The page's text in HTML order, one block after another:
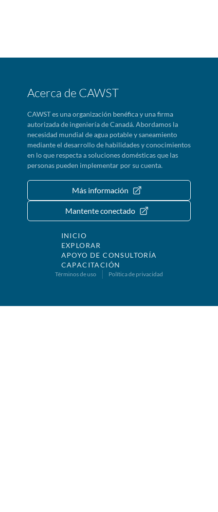
Acerca de CAWST
CAWST es una organización benéfica y una firma
autorizada de ingeniería de Canadá. Abordamos la
necesidad mundial de agua potable y saneamiento
mediante el desarrollo de habilidades y conocimientos
en lo que respecta a soluciones domésticas que las
personas pueden implementar por su cuenta.
Más información
Mantente conectado
INICIO
EXPLORAR
APOYO DE CONSULTORÍA
CAPACITACIÓN
Términos de uso Política de privacidad